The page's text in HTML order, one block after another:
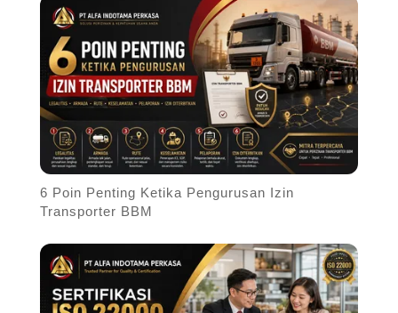
6 Poin Penting Ketika Pengurusan Izin
Transporter BBM